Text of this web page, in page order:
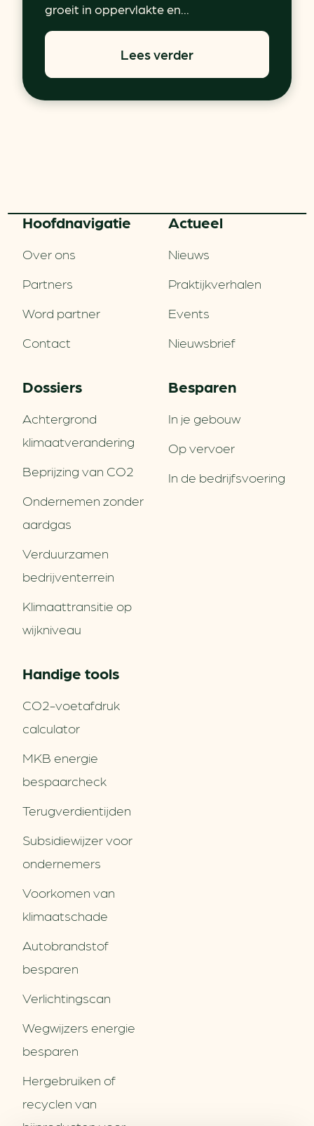
Partners
groeit in oppervlakte en...
Lees verder
Hoofd­navigatie
Over ons
Partners
Word partner
Contact
Actueel
Nieuws
Praktijkverhalen
Events
Nieuwsbrief
Dossiers
Achtergrond
klimaatverandering
Beprijzing van CO2
Ondernemen zonder
aardgas
Verduurzamen
bedrijventerrein
Klimaattransitie op
wijkniveau
Besparen
In je gebouw
Op vervoer
In de bedrijfsvoering
Handige tools
CO2-voetafdruk
calculator
MKB energie
bespaarcheck
Terugverdien­tijden
Subsidiewijzer voor
ondernemers
Voorkomen van
klimaatschade
Autobrandstof
besparen
Verlichtingscan
Wegwijzers energie
besparen
Hergebruiken of
recyclen van